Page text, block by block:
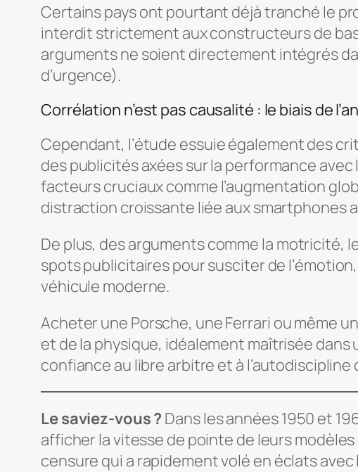
Certains pays ont pourtant déjà tranché le
interdit strictement aux constructeurs de
arguments ne soient directement intégrés
d’urgence).
Corrélation n’est pas causalité : le biais de
Cependant, l’étude essuie également des
des publicités axées sur la performance
facteurs cruciaux comme l’augmentation
distraction croissante liée aux smartphones
De plus, des arguments comme la motricité,
spots publicitaires pour susciter de
véhicule moderne.
Acheter une Porsche, une Ferrari ou même
et de la physique, idéalement maîtrisée
confiance au libre arbitre et à
Le saviez-vous ? Dans les années 1950 et
afficher la vitesse de pointe de leurs
censure qui a rapidement volé en éclats avec